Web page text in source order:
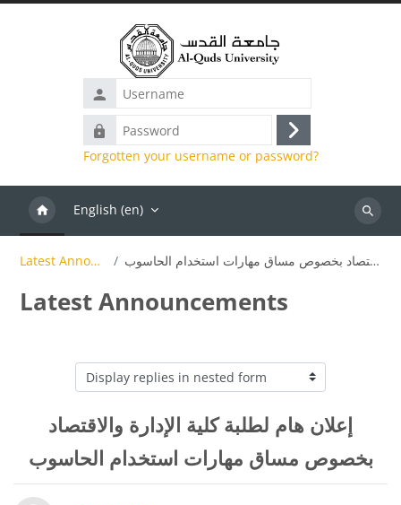
Username
Password
Log
in
Forgotten your username or password?
English ‎(en)‎
Search
Latest Announcements إعلان هام لطلبة كلية الإدارة والاقتصاد بخصوص مساق مهارات استخدام الحاسوب
Latest Announcements
Display mode
إعلان هام لطلبة كلية الإدارة والاقتصاد
بخصوص مساق مهارات استخدام الحاسوب